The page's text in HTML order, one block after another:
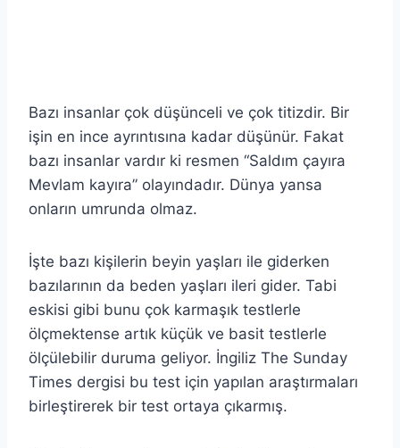
Bazı insanlar çok düşünceli ve çok titizdir. Bir
işin en ince ayrıntısına kadar düşünür. Fakat
bazı insanlar vardır ki resmen “Saldım çayıra
Mevlam kayıra” olayındadır. Dünya yansa
onların umrunda olmaz.
İşte bazı kişilerin beyin yaşları ile giderken
bazılarının da beden yaşları ileri gider. Tabi
eskisi gibi bunu çok karmaşık testlerle
ölçmektense artık küçük ve basit testlerle
ölçülebilir duruma geliyor. İngiliz The Sunday
Times dergisi bu test için yapılan araştırmaları
birleştirerek bir test ortaya çıkarmış.